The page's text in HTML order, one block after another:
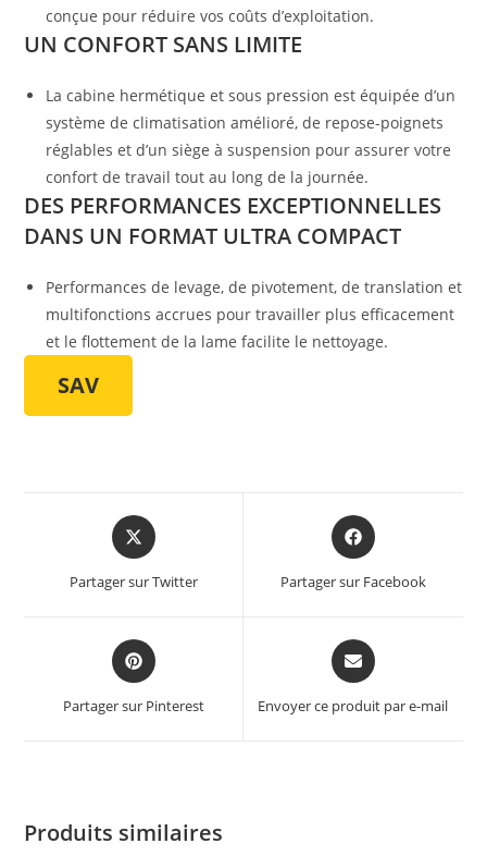
conçue pour réduire vos coûts d’exploitation.
UN CONFORT SANS LIMITE
La cabine hermétique et sous pression est équipée d’un
système de climatisation amélioré, de repose-poignets
réglables et d’un siège à suspension pour assurer votre
confort de travail tout au long de la journée.
DES PERFORMANCES EXCEPTIONNELLES
DANS UN FORMAT ULTRA COMPACT
Performances de levage, de pivotement, de translation et
multifonctions accrues pour travailler plus efficacement
et le flottement de la lame facilite le nettoyage.
SAV
Partager sur Twitter Partager sur Facebook
Partager sur Pinterest Envoyer ce produit par e-mail
Produits similaires